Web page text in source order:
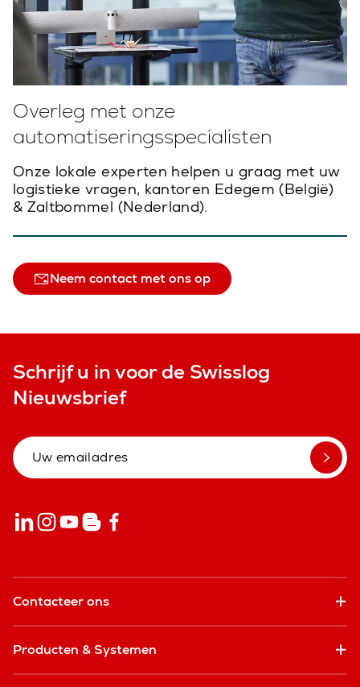
Overleg met onze
automatiseringsspecialisten
Onze lokale experten helpen u graag met uw
logistieke vragen, kantoren Edegem (België)
& Zaltbommel (Nederland).
Neem contact met ons op
Schrijf u in voor de Swisslog
Nieuwsbrief
Contacteer ons
Producten & Systemen